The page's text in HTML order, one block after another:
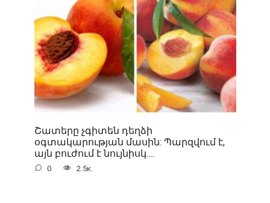
Շատերը չգիտեն դեղձի
օգտակարության մասին: Պարզվում է,
այն բուժում է նույնիսկ….
0 2.5к.